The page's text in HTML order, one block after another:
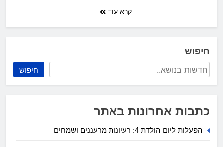
קרא עוד
חיפוש
חיפוש
כתבות אחרונות באתר
הפעלות ליום הולדת 4: רעיונות מרעננים ושמחים